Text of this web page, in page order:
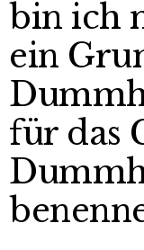
bin ich
ein
für das